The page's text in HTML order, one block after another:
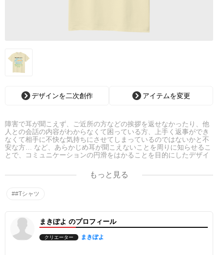
デザインを二次創作 アイテムを変更
障害で耳が聞こえず、ご近所の方などの挨拶を返せなかったり、他
人との会話の内容がわからなくて困っている方、上手く返事ができ
なくて相手に不快な気持ちにさせてしまっているのではないかと不
安な方… など、あらかじめ耳が聞こえないことを周りに知らせるこ
とで、コミュニケーションの円滑をはかることを目的にしたデザイ
もっと見る
##Tシャツ
まきぽよ のプロフィール
クリエーター まきぽよ